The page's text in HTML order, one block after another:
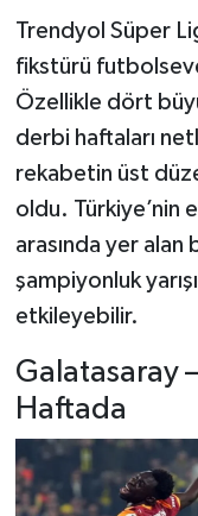
Trendyol Süper
fikstürü
Özellikle dört
derbi haftaları
rekabetin üst
oldu. Türkiye’nin
arasında yer
şampiyonluk
etkileyebilir.
Galatasaray
Haftada
Küre
Merkez
Pınarbaşı
Şenpazar
Seydiler
Taşköprü
Tosya
Karadeniz